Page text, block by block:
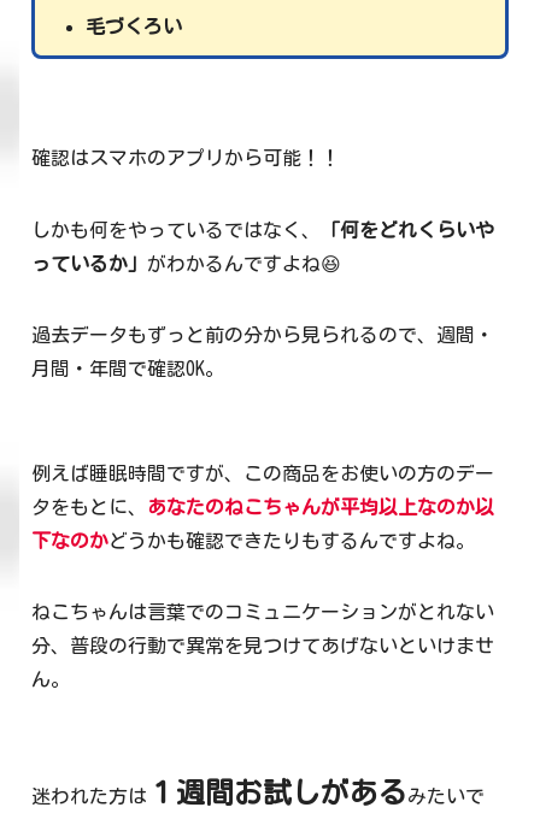
毛づくろい
確認はスマホのアプリから可能！！
しかも何をやっているではなく、
「何をどれくらいや
っているか」 がわかるんですよね😆
過去データもずっと前の分から見られるので、週間・
月間・年間で確認OK。
例えば睡眠時間ですが、この商品をお使いの方のデー
タをもとに、 あなたのねこちゃんが平均以上なのか以
下なのかどうかも確認できたりもするんですよね。
ねこちゃんは言葉でのコミュニケーションがとれない
分、普段の行動で異常を見つけてあげないといけませ
ん。
迷われた方は １週間お試しがあるみたいで